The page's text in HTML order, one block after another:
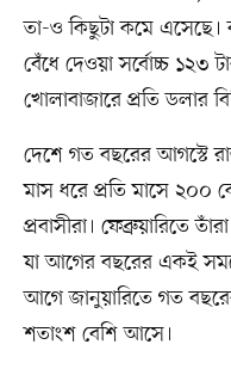
তা-ও কিছুটা কমে এসেছে।
বেঁধে দেওয়া সর্বোচ্চ ১২৩
খোলাবাজারে প্রতি ডলার
দেশে গত বছরের আগস্টে
মাস ধরে প্রতি মাসে ২০০
প্রবাসীরা। ফেব্রুয়ারিতে
যা আগের বছরের একই
আগে জানুয়ারিতে গত
শতাংশ বেশি আসে।